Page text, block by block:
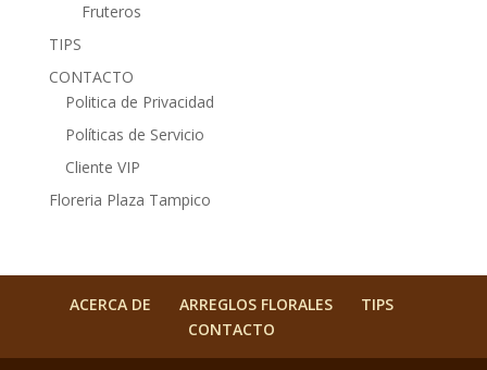
Fruteros
TIPS
CONTACTO
Politica de Privacidad
Políticas de Servicio
Cliente VIP
Floreria Plaza Tampico
ACERCA DE ARREGLOS FLORALES
TIPS
CONTACTO